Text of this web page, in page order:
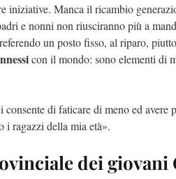
iniziative. Manca il ricambio
e nonni non riusciranno più a
un posto fisso, al riparo,
con il mondo: sono elementi di
di faticare di meno ed avere
i ragazzi della mia età».
dei